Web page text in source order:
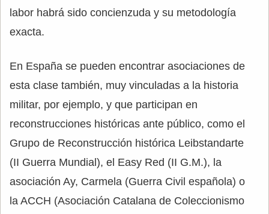
labor habrá sido concienzuda y su metodología
exacta.
En España se pueden encontrar asociaciones de
esta clase también, muy vinculadas a la historia
militar, por ejemplo, y que participan en
reconstrucciones históricas ante público, como el
Grupo de Reconstrucción histórica Leibstandarte
(II Guerra Mundial), el Easy Red (II G.M.), la
asociación Ay, Carmela (Guerra Civil española) o
la ACCH (Asociación Catalana de Coleccionismo